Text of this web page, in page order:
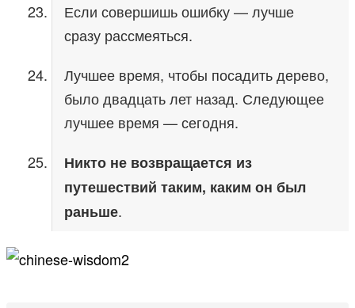
Если совершишь ошибку — лучше
сразу рассмеяться.
Лучшее время, чтобы посадить дерево,
было двадцать лет назад. Следующее
лучшее время — сегодня.
Никто не возвращается из
путешествий таким, каким он был
раньше.